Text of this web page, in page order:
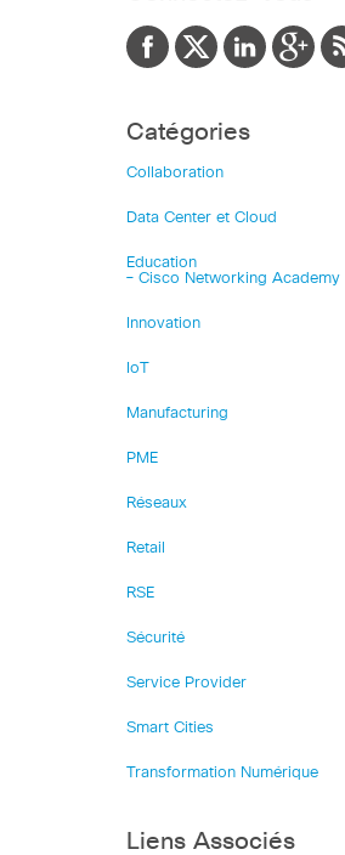
Catégories
Collaboration
Data Center et Cloud
Education
– Cisco Networking Academy
Innovation
IoT
Manufacturing
PME
Réseaux
Retail
RSE
Sécurité
Service Provider
Smart Cities
Transformation Numérique
Liens Associés